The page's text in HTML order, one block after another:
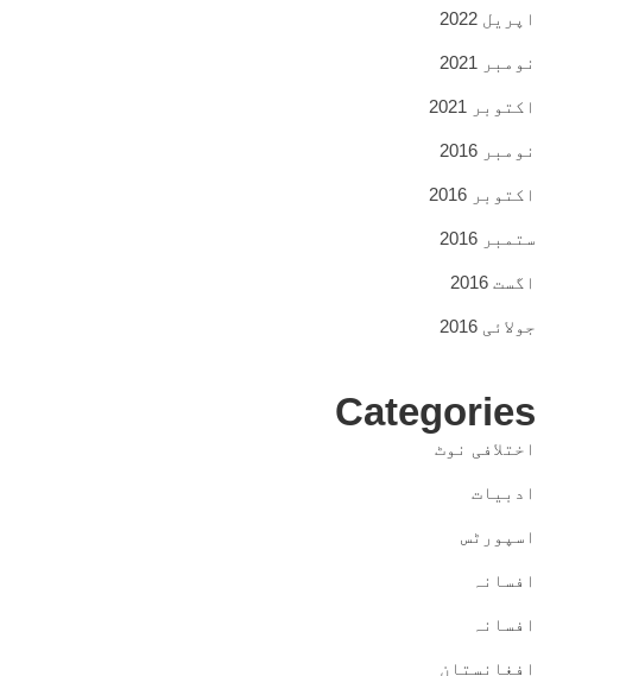
اپریل 2022
نومبر 2021
اکتوبر 2021
نومبر 2016
اکتوبر 2016
ستمبر 2016
اگست 2016
جولائی 2016
Categories
اختلافی نوٹ
ادبیات
اسپورٹس
افسانہ
افسانہ
افغانستان